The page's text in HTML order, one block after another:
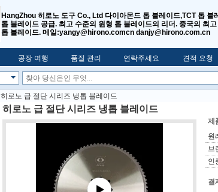
HangZhou 히로노 도구 Co., Ltd 다이아몬드 톱 블레이드,TCT 톱 블
톱 블레이드 공급. 최고 수준의 원형 톱 블레이드의 리더. 중국의 최
톱 블레이드. 메일:yangy@hirono.comcn danjy@hirono.com.cn
공장 여행 품질 관리 연락주세요 견적 요청
히로노 급 절단 시리즈 냉톱 블레이드
히로노 급 절단 시리즈 냉톱 블레이드
제
원
브
인
결